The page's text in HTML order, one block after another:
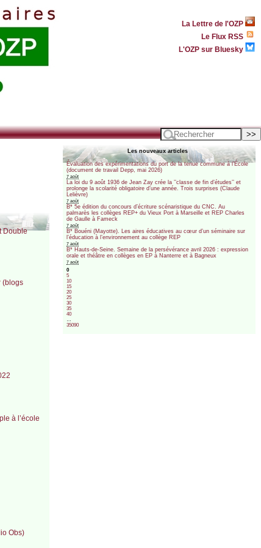
La Lettre de l'OZP
Le Flux RSS
L'OZP sur Bluesky
Double
(blogs
à l’école
Obs)
Les nouveaux articles
Évaluation des expérimentations du port de la tenue commune à l’École
(document de travail Depp, mai 2026)
7 août
La loi du 9 août 1936 de Jean Zay crée la ’’classe de fin d’études’’ et
prolonge la scolarité obligatoire d’une année. Trois surprises (Claude
Lelièvre)
7 août
B* 5e édition du concours d’écriture scénaristique du CNC. Au
palmarès les collèges REP+ du Vieux Port à Marseille et REP Charles
de Gaulle à Fameck
7 août
B* Bouéni (Mayotte). Les aires éducatives au cœur d’un séminaire sur
l’éducation à l’environnement au collège REP
7 août
B* Hauts-de-Seine. Semaine de la persévérance avril 2026 : expression
orale et théâtre en collèges en EP à Nanterre et à Bagneux
7 août
0
5
10
15
20
25
30
35
40
35090